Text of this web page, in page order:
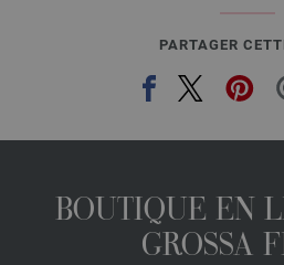
PARTAGER
BOUTIQUE EN
GROSSA